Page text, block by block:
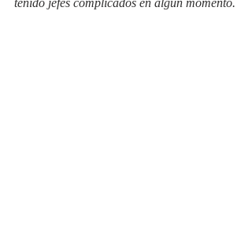
tenido jefes complicados en algún momento.